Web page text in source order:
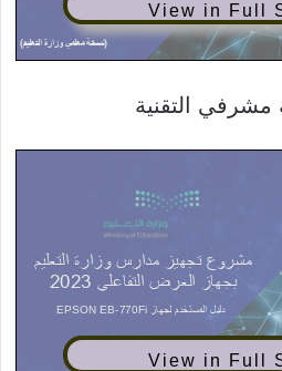
View in Full
التقنية
View in Full